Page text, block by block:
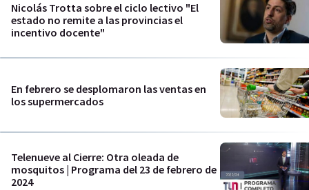
Nicolás Trotta sobre el ciclo lectivo "El
estado no remite a las provincias el
incentivo docente"
En febrero se desplomaron las ventas en
los supermercados
Telenueve al Cierre: Otra oleada de
mosquitos | Programa del 23 de febrero de
2024